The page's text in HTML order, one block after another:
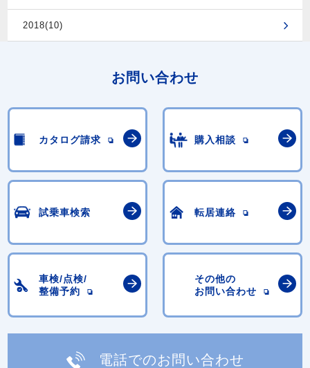
2018(10)
お問い合わせ
カタログ請求 購入相談
試乗車検索 転居連絡
車検/点検/
整備予約
その他の
お問い合わせ
電話でのお問い合わせ